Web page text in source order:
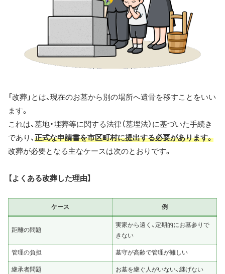
「改葬」とは、現在のお墓から別の場所へ遺骨を移すことをいい
ます。
これは、墓地・埋葬等に関する法律（墓埋法）に基づいた手続き
であり、正式な申請書を市区町村に提出する必要があります。
改葬が必要となる主なケースは次のとおりです。
【よくある改葬した理由】
ケース 例
距離の問題
実家から遠く、定期的にお墓参りで
きない
管理の負担 墓守が高齢で管理が難しい
継承者問題 お墓を継ぐ人がいない、継げない